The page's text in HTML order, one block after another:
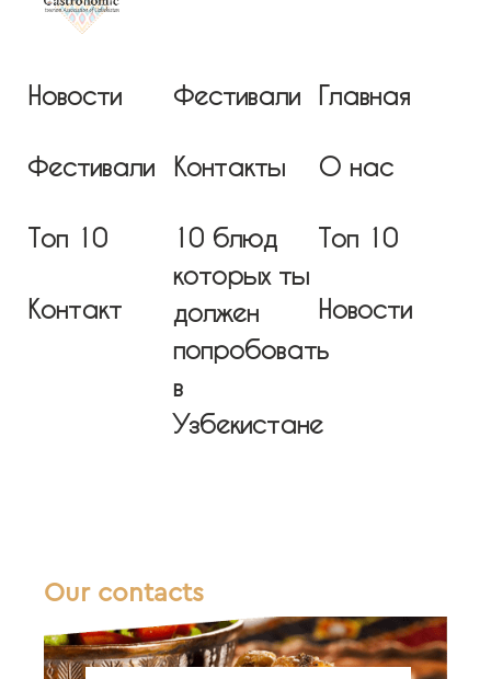
Новости
Фестивали
Топ 10
Контакт
Фестивали
Контакты
10 блюд
которых ты
должен
попробовать
в
Узбекистане
Главная
О нас
Топ 10
Новости
Our contacts